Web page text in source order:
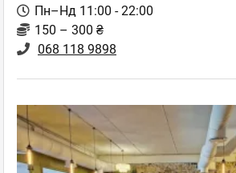
Пн–Нд 11:00 - 22:00
150 – 300 ₴
068 118 9898